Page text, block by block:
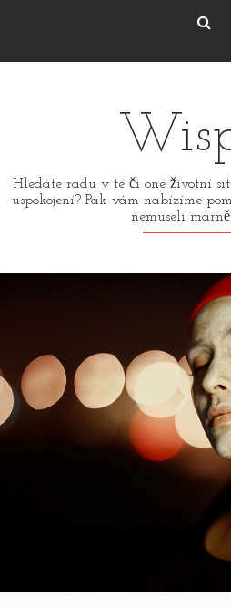
Hledáte radu v té či oné životní
uspokojení? Pak vám nabízíme
nemuseli